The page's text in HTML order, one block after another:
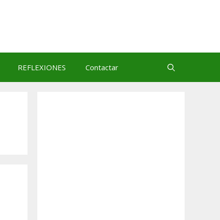
REFLEXIONES Contactar